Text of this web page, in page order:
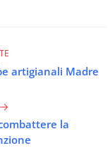
artigianali Madre
la